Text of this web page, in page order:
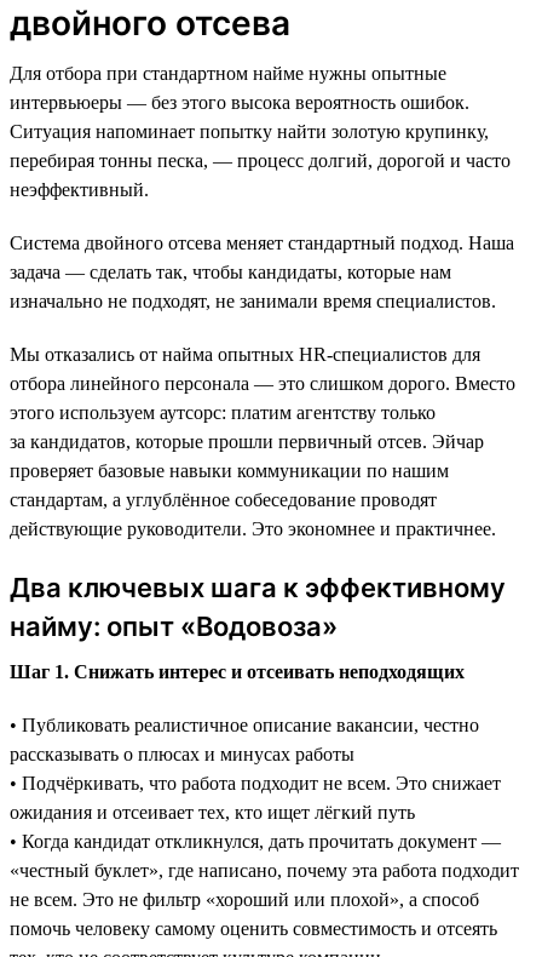
двойного отсева
Для отбора при стандартном найме нужны опытные
интервьюеры — без этого высока вероятность ошибок.
Ситуация напоминает попытку найти золотую крупинку,
перебирая тонны песка, — процесс долгий, дорогой и часто
неэффективный.
Система двойного отсева меняет стандартный подход. Наша
задача — сделать так, чтобы кандидаты, которые нам
изначально не подходят, не занимали время специалистов.
Мы отказались от найма опытных HR-специалистов для
отбора линейного персонала — это слишком дорого. Вместо
этого используем аутсорс: платим агентству только
за кандидатов, которые прошли первичный отсев. Эйчар
проверяет базовые навыки коммуникации по нашим
стандартам, а углублённое собеседование проводят
действующие руководители. Это экономнее и практичнее.
Два ключевых шага к эффективному
найму: опыт «Водовоза»
Шаг 1. Снижать интерес и отсеивать неподходящих
• Публиковать реалистичное описание вакансии, честно
рассказывать о плюсах и минусах работы
• Подчёркивать, что работа подходит не всем. Это снижает
ожидания и отсеивает тех, кто ищет лёгкий путь
• Когда кандидат откликнулся, дать прочитать документ —
«честный буклет», где написано, почему эта работа подходит
не всем. Это не фильтр «хороший или плохой», а способ
помочь человеку самому оценить совместимость и отсеять